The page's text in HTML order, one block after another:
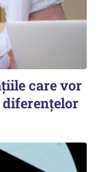
care vor
diferențelor